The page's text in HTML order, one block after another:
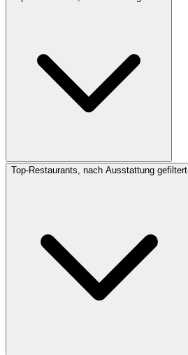
Top-Restaurants, nach Ausstattung gefiltert